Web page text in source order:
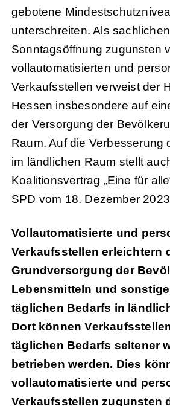
gebotene
unterschreiten. Als
Sonntagsöffnung zugunsten
vollautomatisierten und
Verkaufsstellen verweist der
Hessen insbesondere auf
der Versorgung der
Raum. Auf die Verbesserung
im ländlichen Raum stellt
Koalitionsvertrag „Eine für
SPD vom 18. Dezember
Vollautomatisierte und
Verkaufsstellen erleichtern
Grundversorgung der
Lebensmitteln und
täglichen Bedarfs in
Dort können
täglichen Bedarfs seltener
betrieben werden. Dies
vollautomatisierte und
Verkaufsstellen zugunsten